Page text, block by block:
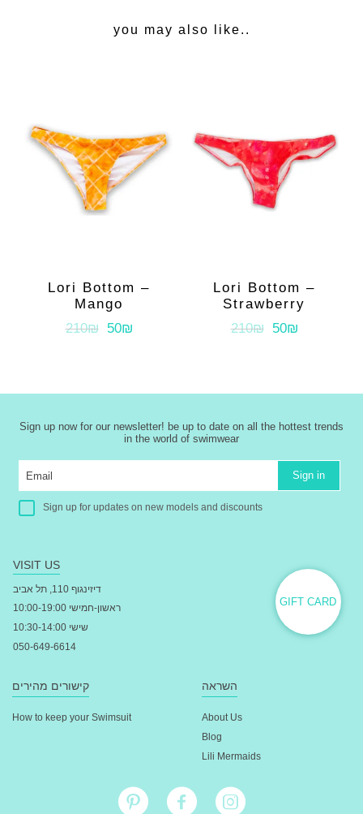
you may also like..
Lori Bottom –
Mango
210₪
50₪
Lori Bottom –
Strawberry
210₪
50₪
Sign up now for our newsletter! be up to date on all the hottest trends
in the world of swimwear
Sign in
Sign up for updates on new models and discounts
VISIT US
דיזינגוף 110, תל אביב
ראשון-חמישי 10:00-19:00
שישי 10:30-14:00
050-649-6614
GIFT CARD
קישורים מהירים
How to keep your Swimsuit
השראה
About Us
Blog
Lili Mermaids